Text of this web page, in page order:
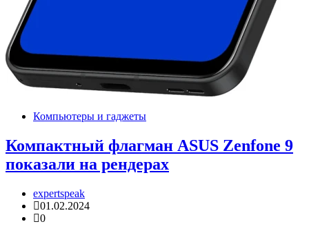
Компьютеры и гаджеты
Компактный флагман ASUS Zenfone 9
показали на рендерах
expertspeak
01.02.2024
0